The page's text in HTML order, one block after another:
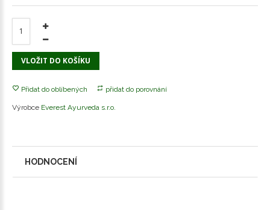
VLOŽIT DO KOŠÍKU
Přidat do oblíbených přidat do porovnání
Výrobce Everest Ayurveda s.r.o.
HODNOCENÍ